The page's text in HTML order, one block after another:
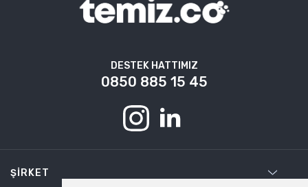
DESTEK HATTIMIZ
0850 885 15 45
ŞIRKET